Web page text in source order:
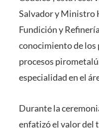
Salvador y Ministro
Fundición y
conocimiento de los
procesos
especialidad en el
Durante la
enfatizó el valor del